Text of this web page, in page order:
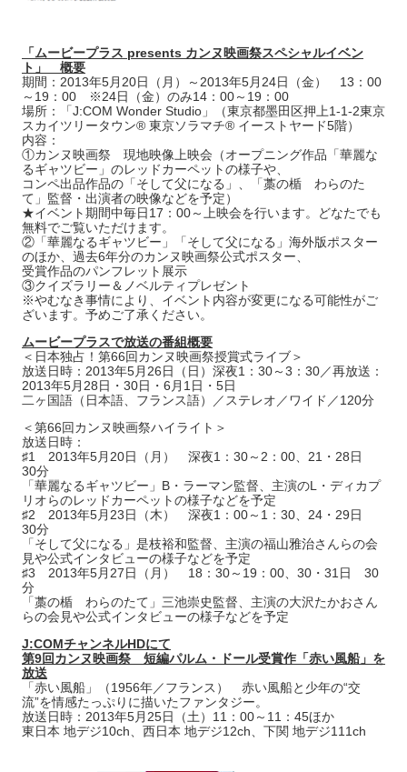
「ムービープラス presents カンヌ映画祭スペシャルイベン
ト」 概要
期間：2013年5月20日（月）～2013年5月24日（金） 13：00
～19：00 ※24日（金）のみ14：00～19：00
場所：「J:COM Wonder Studio」（東京都墨田区押上1-1-2東京
スカイツリータウン® 東京ソラマチ® イーストヤード5階）
内容：
①カンヌ映画祭 現地映像上映会（オープニング作品「華麗な
るギャツビー」のレッドカーペットの様子や、
コンペ出品作品の「そして父になる」、「藁の楯 わらのた
て」監督・出演者の映像などを予定）
★イベント期間中毎日17：00～上映会を行います。どなたでも
無料でご覧いただけます。
②「華麗なるギャツビー」「そして父になる」海外版ポスター
のほか、過去6年分のカンヌ映画祭公式ポスター、
受賞作品のパンフレット展示
③クイズラリー＆ノベルティプレゼント
※やむなき事情により、イベント内容が変更になる可能性がご
ざいます。予めご了承ください。
ムービープラスで放送の番組概要
＜日本独占！第66回カンヌ映画祭授賞式ライブ＞
放送日時：2013年5月26日（日）深夜1：30～3：30／再放送：
2013年5月28日・30日・6月1日・5日
二ヶ国語（日本語、フランス語）／ステレオ／ワイド／120分
＜第66回カンヌ映画祭ハイライト＞
放送日時：
♯1 2013年5月20日（月） 深夜1：30～2：00、21・28日
30分
「華麗なるギャツビー」B・ラーマン監督、主演のL・ディカプ
リオらのレッドカーペットの様子などを予定
♯2 2013年5月23日（木） 深夜1：00～1：30、24・29日
30分
「そして父になる」是枝裕和監督、主演の福山雅治さんらの会
見や公式インタビューの様子などを予定
♯3 2013年5月27日（月） 18：30～19：00、30・31日 30
分
「藁の楯 わらのたて」三池崇史監督、主演の大沢たかおさん
らの会見や公式インタビューの様子などを予定
J:COMチャンネルHDにて
第9回カンヌ映画祭 短編パルム・ドール受賞作「赤い風船」を
放送
「赤い風船」（1956年／フランス） 赤い風船と少年の“交
流”を情感たっぷりに描いたファンタジー。
放送日時：2013年5月25日（土）11：00～11：45ほか
東日本 地デジ10ch、西日本 地デジ12ch、下関 地デジ111ch